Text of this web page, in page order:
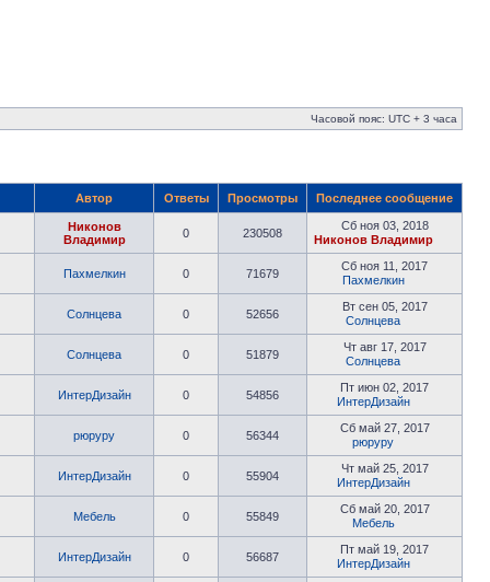
Часовой пояс: UTC + 3 часа
Автор Ответы Просмотры Последнее сообщение
Никонов
Владимир
0 230508
Сб ноя 03, 2018
Никонов Владимир
Пахмелкин 0 71679
Сб ноя 11, 2017
Пахмелкин
Солнцева 0 52656
Вт сен 05, 2017
Солнцева
Солнцева 0 51879
Чт авг 17, 2017
Солнцева
ИнтерДизайн 0 54856
Пт июн 02, 2017
ИнтерДизайн
рюруру 0 56344
Сб май 27, 2017
рюруру
ИнтерДизайн 0 55904
Чт май 25, 2017
ИнтерДизайн
Мебель 0 55849
Сб май 20, 2017
Мебель
ИнтерДизайн 0 56687
Пт май 19, 2017
ИнтерДизайн